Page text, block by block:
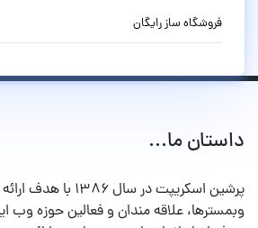
فروشگاه ساز رایگان
داستان ما...
پرشین اسکریپت در سال
وبمسترها، علاقه مندان و فعالین حوزه وب